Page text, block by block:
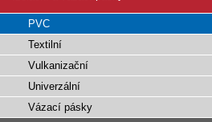
PVC
Textilní
Vulkanizační
Univerzální
Vázací pásky